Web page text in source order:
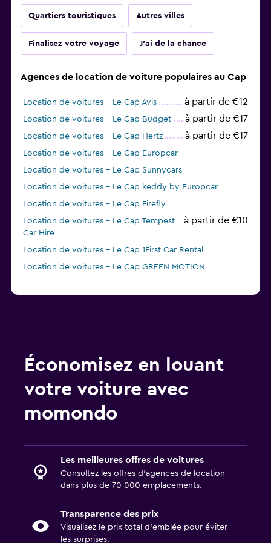
Quartiers touristiques Autres villes
Finalisez votre voyage J'ai de la chance
Agences de location de voiture populaires au Cap
Location de voitures - Le Cap Avis à partir de €12
Location de voitures - Le Cap Budget à partir de €17
Location de voitures - Le Cap Hertz à partir de €17
Location de voitures - Le Cap Europcar
Location de voitures - Le Cap Sunnycars
Location de voitures - Le Cap keddy by Europcar
Location de voitures - Le Cap Firefly
Location de voitures - Le Cap Tempest
Car Hire
à partir de €10
Location de voitures - Le Cap 1First Car Rental
Location de voitures - Le Cap GREEN MOTION
Économisez en louant
votre voiture avec
momondo
Les meilleures offres de voitures
Consultez les offres d’agences de location
dans plus de 70 000 emplacements.
Transparence des prix
Visualisez le prix total d’emblée pour éviter
les surprises.